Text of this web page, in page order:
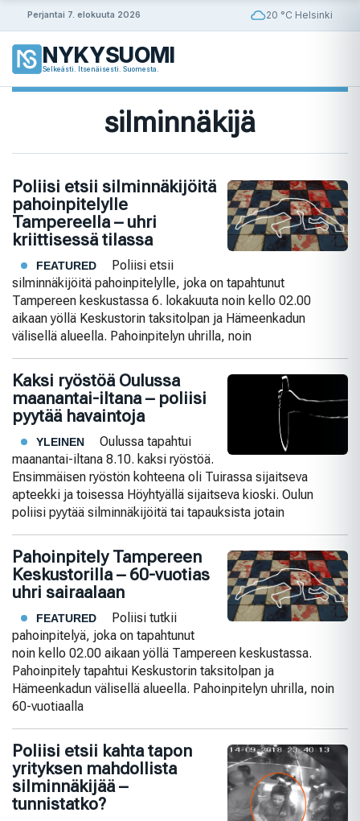
Perjantai 7. elokuuta 2026 20 °C Helsinki
NYKYSUOMI
Selkeästi. Itsenäisesti. Suomesta.
silminnäkijä
Poliisi etsii silminnäkijöitä
pahoinpitelylle
Tampereella – uhri
kriittisessä tilassa
FEATURED
Poliisi etsii
silminnäkijöitä pahoinpitelylle, joka on tapahtunut
Tampereen keskustassa 6. lokakuuta noin kello 02.00
aikaan yöllä Keskustorin taksitolpan ja Hämeenkadun
välisellä alueella. Pahoinpitelyn uhrilla, noin
Kaksi ryöstöä Oulussa
maanantai-iltana – poliisi
pyytää havaintoja
YLEINEN
Oulussa tapahtui
maanantai-iltana 8.10. kaksi ryöstöä.
Ensimmäisen ryöstön kohteena oli Tuirassa sijaitseva
apteekki ja toisessa Höyhtyällä sijaitseva kioski. Oulun
poliisi pyytää silminnäkijöitä tai tapauksista jotain
Pahoinpitely Tampereen
Keskustorilla – 60-vuotias
uhri sairaalaan
FEATURED
Poliisi tutkii
pahoinpitelyä, joka on tapahtunut
noin kello 02.00 aikaan yöllä Tampereen keskustassa.
Pahoinpitely tapahtui Keskustorin taksitolpan ja
Hämeenkadun välisellä alueella. Pahoinpitelyn uhrilla, noin
60-vuotiaalla
Poliisi etsii kahta tapon
yrityksen mahdollista
silminnäkijää –
tunnistatko?